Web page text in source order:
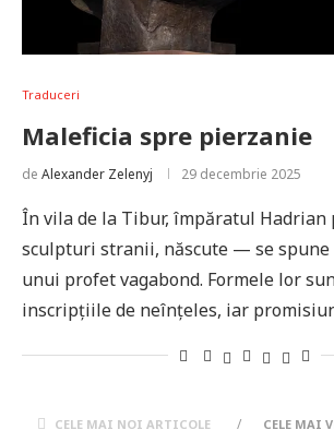
Traduceri
Maleficia spre pierzanie
de Alexander Zelenyj 29 decembrie 2025
În vila de la Tibur, împăratul
sculpturi stranii, născute — se
unui profet vagabond. Formele lor
inscripțiile de neînțeles, iar
CELE MAI NOI ARTICOLE CELE MAI